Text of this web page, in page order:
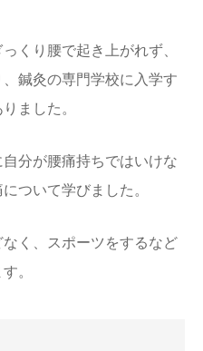
くり腰で起き上がれず、
鍼灸の専門学校に入学す
ました。
分が腰痛持ちではいけな
ついて学びました。
く、スポーツをするなど
。